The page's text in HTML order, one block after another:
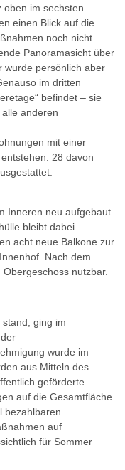
oben im sechsten
einen Blick auf die
noch nicht
Panoramasicht über
wurde persönlich aber
im dritten
befindet – sie
anderen
mit einer
28 davon
Inneren neu aufgebaut
bleibt dabei
acht neue Balkone zur
Nach dem
nutzbar.
ging im
wurde im
aus Mitteln des
geförderte
auf die Gesamtfläche
bezahlbaren
auf
für Sommer